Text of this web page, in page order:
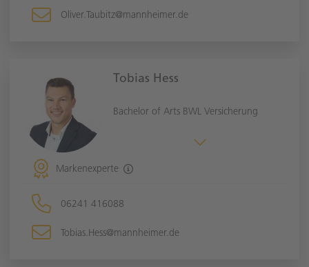
Oliver.Taubitz@mannheimer.de
Tobias Hess
Bachelor of Arts BWL Versicherung
Markenexperte
06241 416088
Tobias.Hess@mannheimer.de